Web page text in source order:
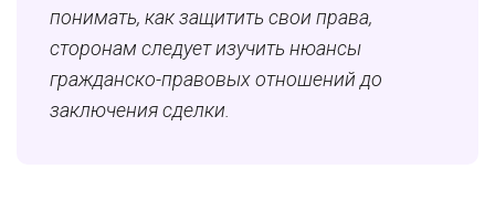
понимать, как защитить свои права,
сторонам следует изучить нюансы
гражданско-правовых отношений до
заключения сделки.